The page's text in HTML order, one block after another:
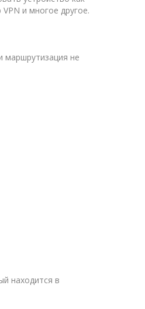
и многое другое.
маршрутизация не
находится в